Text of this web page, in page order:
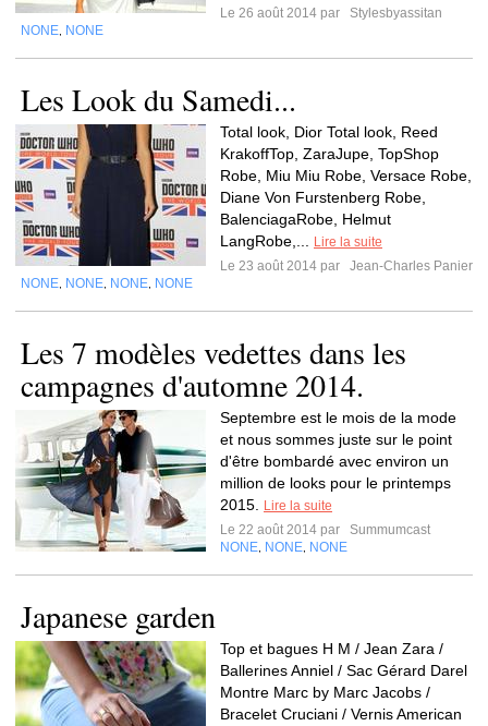
Le 26 août 2014 par
Stylesbyassitan
NONE NONE
Les Look du Samedi...
Total look, Dior Total look, Reed
KrakoffTop, ZaraJupe, TopShop
Robe, Miu Miu Robe, Versace Robe,
Diane Von Furstenberg Robe,
BalenciagaRobe, Helmut
LangRobe,...
Lire la suite
Le 23 août 2014 par
Jean-Charles Panier
NONE NONE NONE NONE
Les 7 modèles vedettes dans les
campagnes d'automne 2014.
Septembre est le mois de la mode
et nous sommes juste sur le point
d'être bombardé avec environ un
million de looks pour le printemps
2015.
Lire la suite
Le 22 août 2014 par
Summumcast
NONE NONE NONE
Japanese garden
Top et bagues H M / Jean Zara /
Ballerines Anniel / Sac Gérard Darel
Montre Marc by Marc Jacobs /
Bracelet Cruciani / Vernis American